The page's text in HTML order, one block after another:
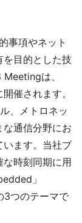
事項やネット
を目的とした技
は、
催されます。
、メトロネッ
な通信分野にお
います。当社ブ
時刻同期に用
」
3つのテーマで